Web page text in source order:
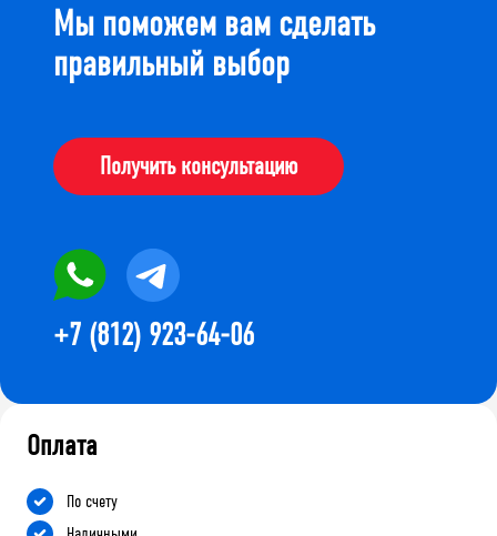
Мы поможем вам сделать
правильный выбор
Получить консультацию
+7 (812) 923-64-06
Оплата
По счету